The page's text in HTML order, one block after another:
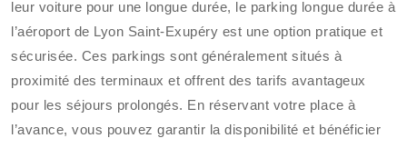
leur voiture pour une longue durée, le parking longue durée à
l’aéroport de Lyon Saint-Exupéry est une option pratique et
sécurisée. Ces parkings sont généralement situés à
proximité des terminaux et offrent des tarifs avantageux
pour les séjours prolongés. En réservant votre place à
l’avance, vous pouvez garantir la disponibilité et bénéficier